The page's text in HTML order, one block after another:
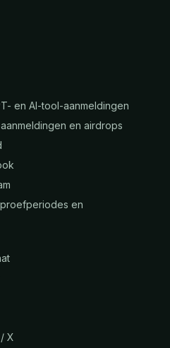
en AI-tool-aanmeldingen
en airdrops
en
X